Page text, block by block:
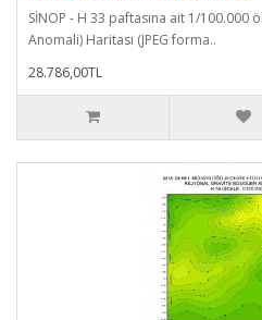
SİNOP - H 33 paftasına ait 1/100.000
Anomali) Haritası (JPEG forma..
28.786,00TL